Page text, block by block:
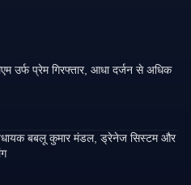
उर्फ प्रेम गिरफ्तार, आधा दर्जन से अधिक
बबलू कुमार मंडल, ड्रेनेज सिस्टम और